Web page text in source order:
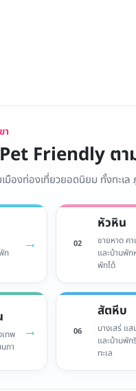
า
Friendly ต
องท่องเที่ยวยอดนิยม ทั้งทะเล
ก
→ 02
หัวหิน
ชายหาด คา
และบ้านพัก
พักได้
เทพ
ภา
→ 06
สัตหีบ
บางเสร่ แส
และบ้านพัก
ทะเล